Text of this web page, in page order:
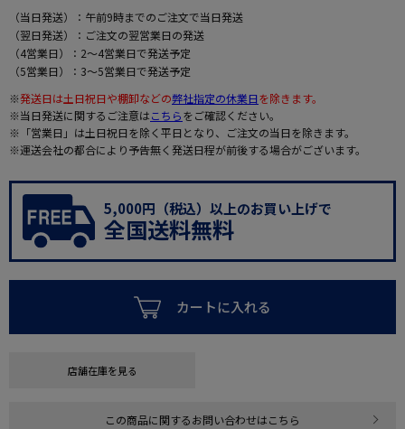
（当日発送）：午前9時までのご注文で当日発送
（翌日発送）：ご注文の翌営業日の発送
（4営業日）：2～4営業日で発送予定
（5営業日）：3～5営業日で発送予定
※発送日は土日祝日や棚卸などの弊社指定の休業日を除きます。
※当日発送に関するご注意はこちらをご確認ください。
※「営業日」は土日祝日を除く平日となり、ご注文の当日を除きます。
※運送会社の都合により予告無く発送日程が前後する場合がございます。
5,000円（税込）以上のお買い上げで
全国送料無料
カートに入れる
店舗在庫を見る
この商品に関するお問い合わせはこちら